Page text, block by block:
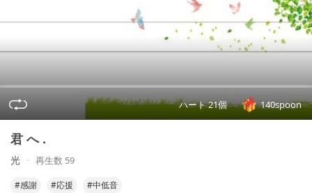
ハート 21個 140spoon
君 へ .
光 再生数 59
#感謝 #応援 #中低音